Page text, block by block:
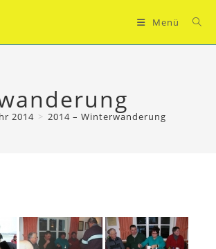
Menü
2014 > 2014 – Winterwanderung